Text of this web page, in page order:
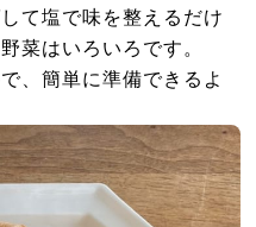
て塩で味を整えるだけ
菜はいろいろです。
、簡単に準備できるよ